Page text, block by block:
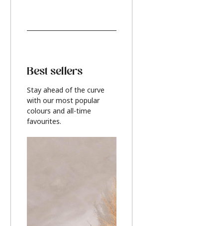
Best sellers
Stay ahead of the curve
with our most popular
colours and all-time
favourites.